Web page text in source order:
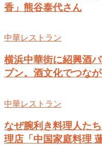
香」熊谷泰代さん
中華レストラン
横浜中華街に紹興酒
プン。酒文化でつな
中華レストラン
なぜ腕利き料理人た
理店「中国家庭料理